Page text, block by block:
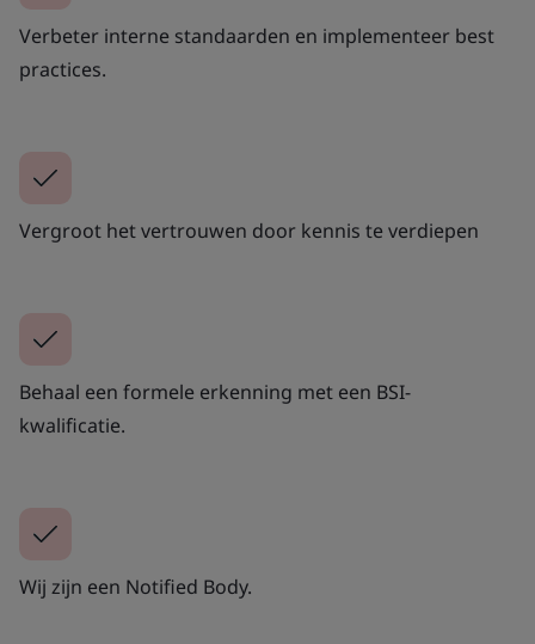
Verbeter interne standaarden en implementeer best
practices.
Vergroot het vertrouwen door kennis te verdiepen
Behaal een formele erkenning met een BSI-
kwalificatie.
Wij zijn een Notified Body.